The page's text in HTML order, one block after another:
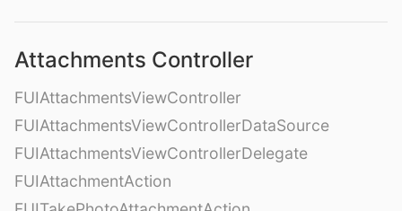
Attachments Controller
FUIAttachmentsViewController
FUIAttachmentsViewControllerDataSource
FUIAttachmentsViewControllerDelegate
FUIAttachmentAction